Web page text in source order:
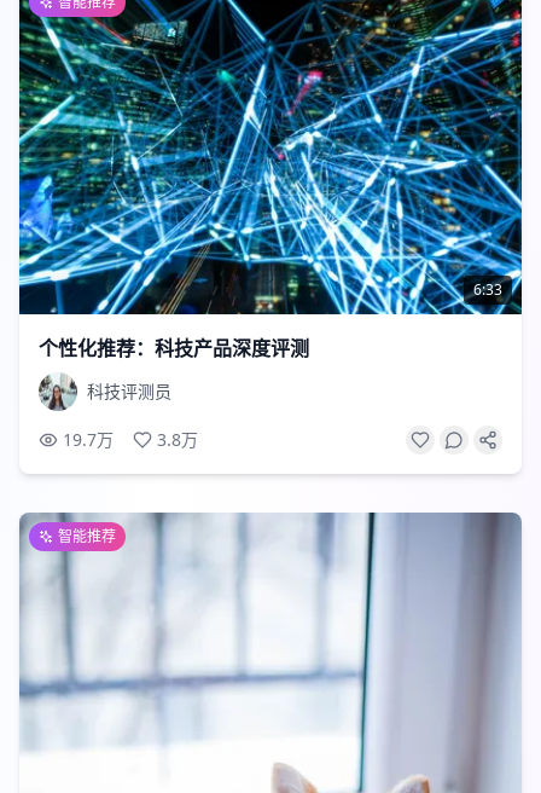
6:33
个性化推荐：科技产品深度评测
科技评测员
19.7万 3.8万
智能推荐